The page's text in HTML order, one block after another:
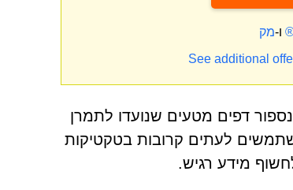
ו-
See additional
דפים מטעים שנועדו לתמרן
לעתים קרובות בטקטיקות
מידע רגיש.